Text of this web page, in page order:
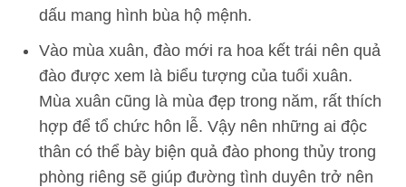
dấu mang hình bùa hộ mệnh.
Vào mùa xuân, đào mới ra hoa kết trái nên quả
đào được xem là biểu tượng của tuổi xuân.
Mùa xuân cũng là mùa đẹp trong năm, rất thích
hợp để tổ chức hôn lễ. Vậy nên những ai độc
thân có thể bày biện quả đào phong thủy trong
phòng riêng sẽ giúp đường tình duyên trở nên